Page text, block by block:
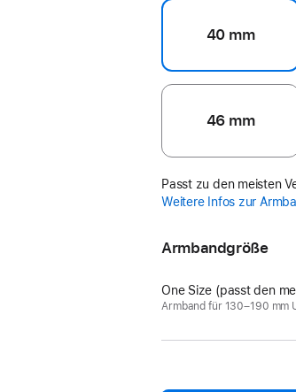
40 mm
46 mm
Passt zu den meisten
Weitere Infos zur
Armbandgröße
One Size (passt den
Armband für 130–190 mm